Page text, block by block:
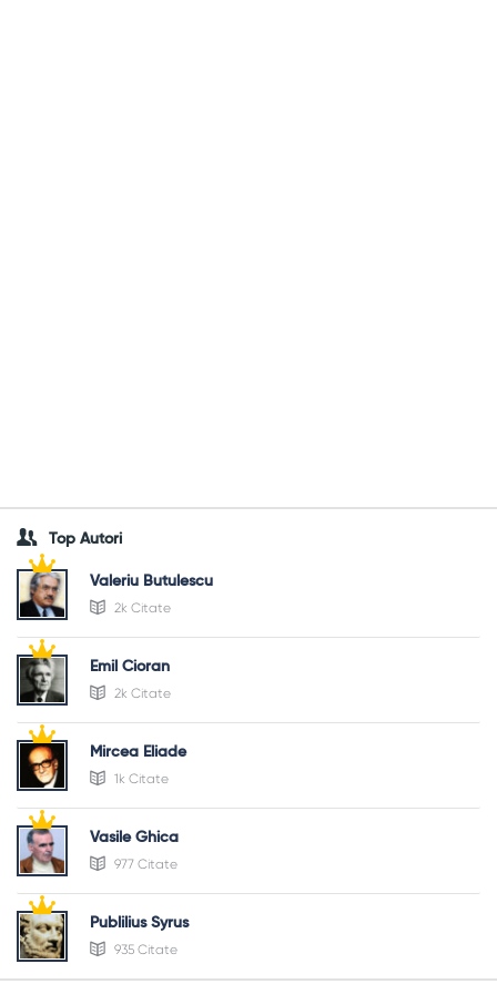
Top Autori
Valeriu Butulescu
2k Citate
Emil Cioran
2k Citate
Mircea Eliade
1k Citate
Vasile Ghica
977 Citate
Publilius Syrus
935 Citate